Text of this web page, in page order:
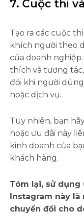
7. Cuộc thi
Tạo ra các cuộc
khích người theo
của doanh
thích và tương
đổi khi người
hoặc dịch vụ.
Tuy nhiên, bạn
hoặc ưu đãi này
kinh doanh của
khách hàng.
Tóm lại, sử
Instagram này là
chuyển đổi cho